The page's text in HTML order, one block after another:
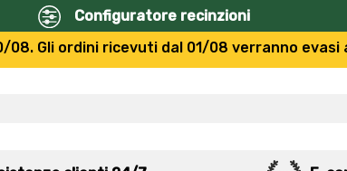
Configuratore recinzioni
08. Gli ordini ricevuti dal 01/08 verranno